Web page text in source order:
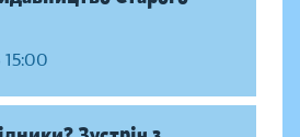
15:00